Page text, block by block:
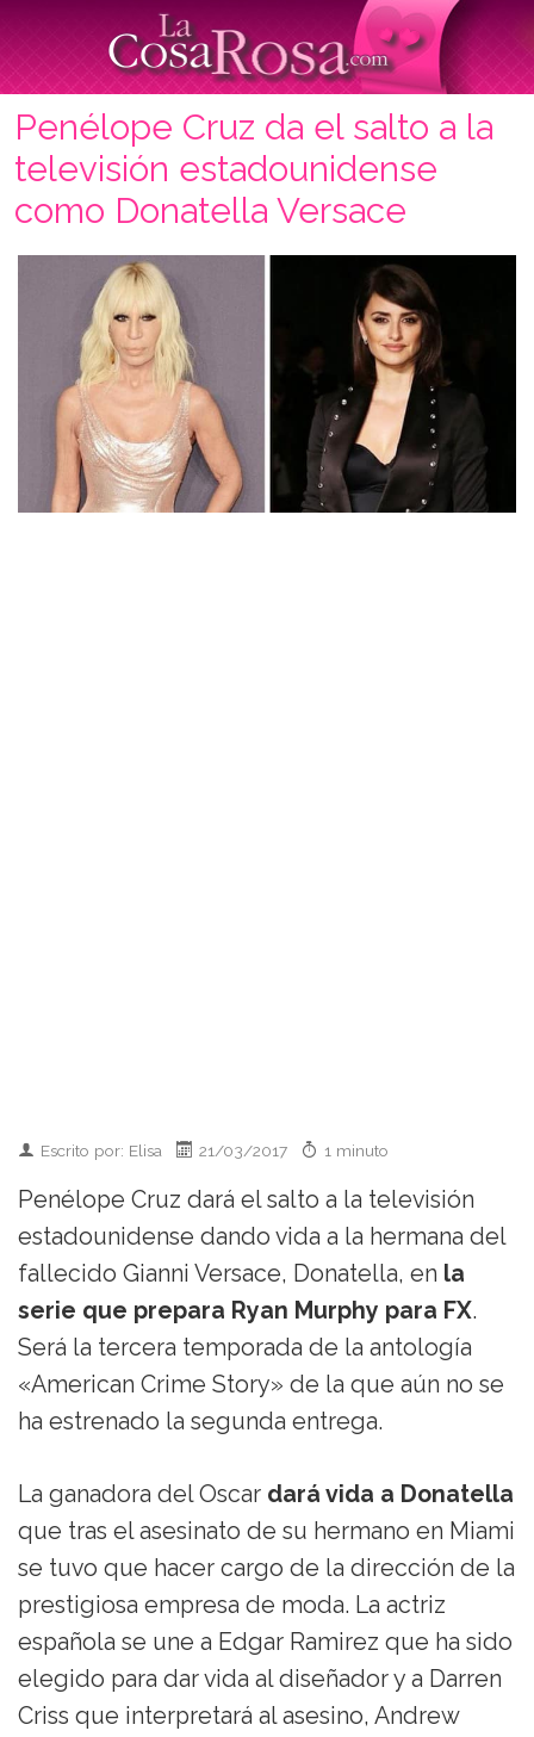
Penélope Cruz da el salto a la
televisión estadounidense
como Donatella Versace
Escrito por: Elisa 21/03/2017 1 minuto
Penélope Cruz dará el salto a la televisión
estadounidense dando vida a la hermana del
fallecido Gianni Versace, Donatella, en la
serie que prepara Ryan Murphy para FX.
Será la tercera temporada de la antología
«American Crime Story» de la que aún no se
ha estrenado la segunda entrega.
La ganadora del Oscar dará vida a Donatella
que tras el asesinato de su hermano en Miami
se tuvo que hacer cargo de la dirección de la
prestigiosa empresa de moda. La actriz
española se une a Edgar Ramirez que ha sido
elegido para dar vida al diseñador y a Darren
Criss que interpretará al asesino, Andrew